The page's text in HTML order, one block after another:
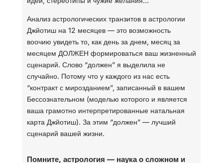
Анализ астрологических транзитов в астрологии
Джйотиш на 12 месяцев — это возможность
воочию увидеть то, как день за днем, месяц за
месяцем ДОЛЖЕН формироваться ваш жизненный
сценарий. Слово “должен” я выделила не
случайно. Потому что у каждого из нас есть
“контракт с мирозданием”, записанный в вашем
Бессознательном (моделью которого и является
ваша грамотно интерпретированные натальная
карта Джйотиш). За этим “должен” — лучший
сценарий вашей жизни.
Помните, астрология — наука о сложном и